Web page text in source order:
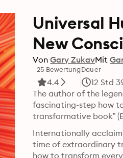
Universal
New
Von Gary ZukavMit
25 Bewertung
4.4
Dauer
12 Std
The author of the
fascinating-step how
Internationally
time of extraordinary
how to transform